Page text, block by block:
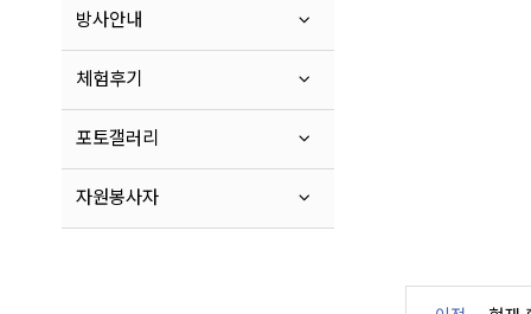
방사안내
체험후기
포토갤러리
자원봉사자